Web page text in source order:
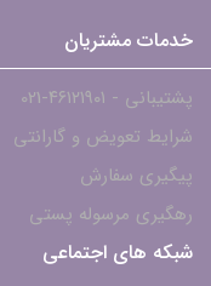
خدمات مشتریان
پشتیبانی - ۴۶۱۲۱۹۰۱-021
شرایط تعویض و گارانتی
پیگیری سفارش
رهگیری مرسوله پستی
شبکه های اجتماعی